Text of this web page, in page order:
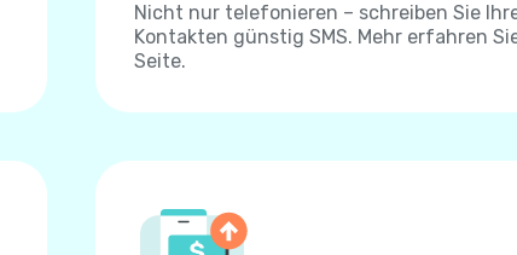
Nicht nur telefonieren – schreiben Sie
Kontakten günstig SMS. Mehr erfahren
Seite.